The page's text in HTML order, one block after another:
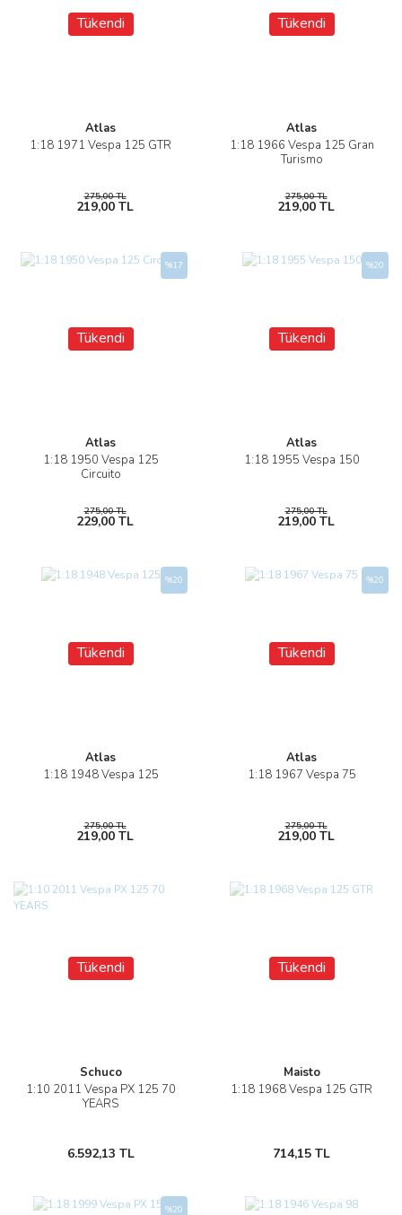
Tükendi
Atlas
1:18 1971 Vespa 125 GTR
275,00 TL
219,00 TL
Tükendi
Atlas
1:18 1966 Vespa 125 Gran
Turismo
275,00 TL
219,00 TL
Tükendi
Atlas
1:18 1950 Vespa 125
Circuito
%17
275,00 TL
229,00 TL
Tükendi
Atlas
1:18 1955 Vespa 150
%20
275,00 TL
219,00 TL
Tükendi
Atlas
1:18 1948 Vespa 125
%20
275,00 TL
219,00 TL
Tükendi
Atlas
1:18 1967 Vespa 75
%20
275,00 TL
219,00 TL
Tükendi
Schuco
1:10 2011 Vespa PX 125 70
YEARS
6.592,13 TL
Tükendi
Maisto
1:18 1968 Vespa 125 GTR
714,15 TL
%20